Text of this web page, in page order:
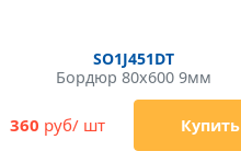
SO1J451DT
Бордюр 80x600 9мм
360 руб/ шт Купить